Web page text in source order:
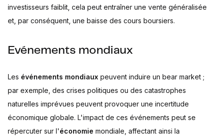
investisseurs faiblit, cela peut entraîner une vente généralisée
et, par conséquent, une baisse des cours boursiers.
Evénements mondiaux
Les événements mondiaux peuvent induire un bear market ;
par exemple, des crises politiques ou des catastrophes
naturelles imprévues peuvent provoquer une incertitude
économique globale. L'impact de ces événements peut se
répercuter sur l'économie mondiale, affectant ainsi la